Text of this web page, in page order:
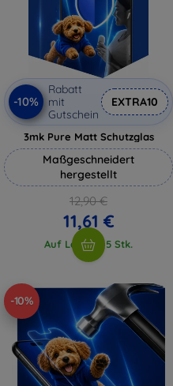
-10%
Rabatt
mit
Gutschein
EXTRA10
3mk Pure Matt Schutzglas
Maßgeschneidert
hergestellt
12,90 €
11,61 €
Auf Lager > 5 Stk.
-10%